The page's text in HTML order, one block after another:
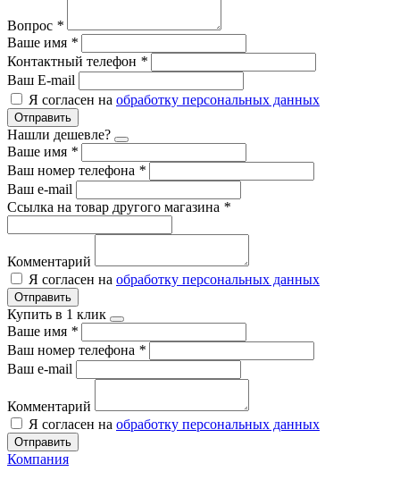
Вопрос *
Ваше имя *
Контактный телефон *
Ваш E-mail
Я согласен на обработку персональных данных
Отправить
Нашли дешевле?
Ваше имя *
Ваш номер телефона *
Ваш e-mail
Ссылка на товар другого магазина *
Комментарий
Я согласен на обработку персональных данных
Отправить
Купить в 1 клик
Ваше имя *
Ваш номер телефона *
Ваш e-mail
Комментарий
Я согласен на обработку персональных данных
Отправить
Компания